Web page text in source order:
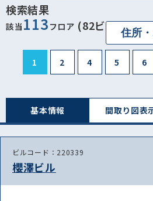
検索結果
該当 113 フロア (82ビル)
1 2 4 5 6
基本情報 間取り図表
ビルコード：220339
櫻澤ビル